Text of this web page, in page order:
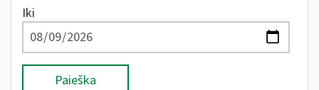
Iki
Paieška